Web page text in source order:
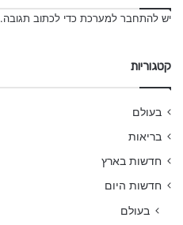
יש להתחבר למערכת כדי לכתוב תגובה.
קטגוריות
בעולם
בריאות
חדשות בארץ
חדשות היום
בעולם